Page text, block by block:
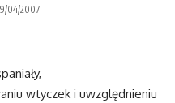
04/2007
wtyczek i uwzględnieniu